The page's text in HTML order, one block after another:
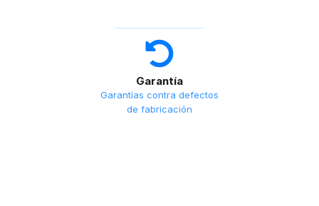
Garantía
Garantías contra defectos
de fabricación